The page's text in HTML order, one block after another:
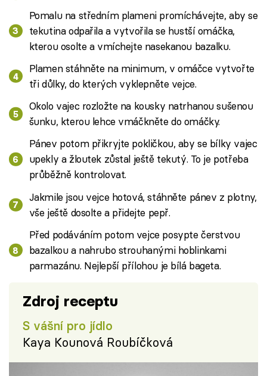
Pomalu na středním plameni promíchávejte, aby se
tekutina odpařila a vytvořila se hustší omáčka,
kterou osolte a vmíchejte nasekanou bazalku.
Plamen stáhněte na minimum, v omáčce vytvořte
tři důlky, do kterých vyklepněte vejce.
Okolo vajec rozložte na kousky natrhanou sušenou
šunku, kterou lehce vmáčkněte do omáčky.
Pánev potom přikryjte pokličkou, aby se bílky vajec
upekly a žloutek zůstal ještě tekutý. To je potřeba
průběžně kontrolovat.
Jakmile jsou vejce hotová, stáhněte pánev z plotny,
vše ještě dosolte a přidejte pepř.
Před podáváním potom vejce posypte čerstvou
bazalkou a nahrubo strouhanými hoblinkami
parmazánu. Nejlepší přílohou je bílá bageta.
Zdroj receptu
S vášní pro jídlo
Kaya Kounová Roubíčková